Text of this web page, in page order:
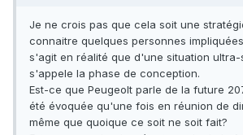
Je ne crois pas que cela soit une
connaitre quelques personnes
s'agit en réalité que d'une situation ultra-
s'appele la phase de conception.
Est-ce que Peugeolt parle de la future
été évoquée qu'une fois en réunion de
même que quoique ce soit ne soit fait?